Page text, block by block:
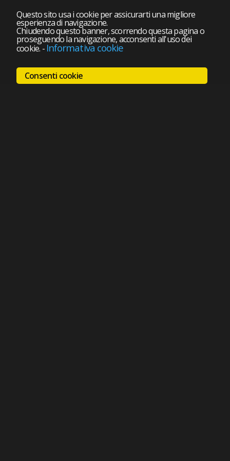
Questo sito usa i cookie per assicurarti una migliore
esperienza di navigazione.
Chiudendo questo banner, scorrendo questa pagina o
proseguendo la navigazione, acconsenti all'uso dei
cookie. - Informativa cookie
Consenti cookie